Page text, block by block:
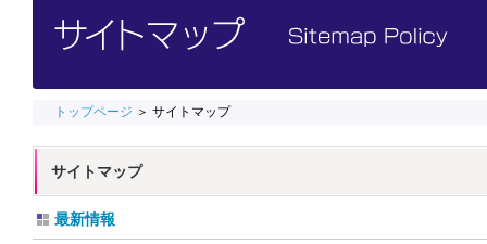
トップページ ＞ サイトマップ
サイトマップ
最新情報